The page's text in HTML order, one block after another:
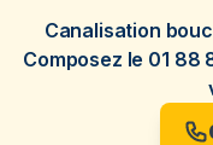
Canalisation
Composez le 01 88